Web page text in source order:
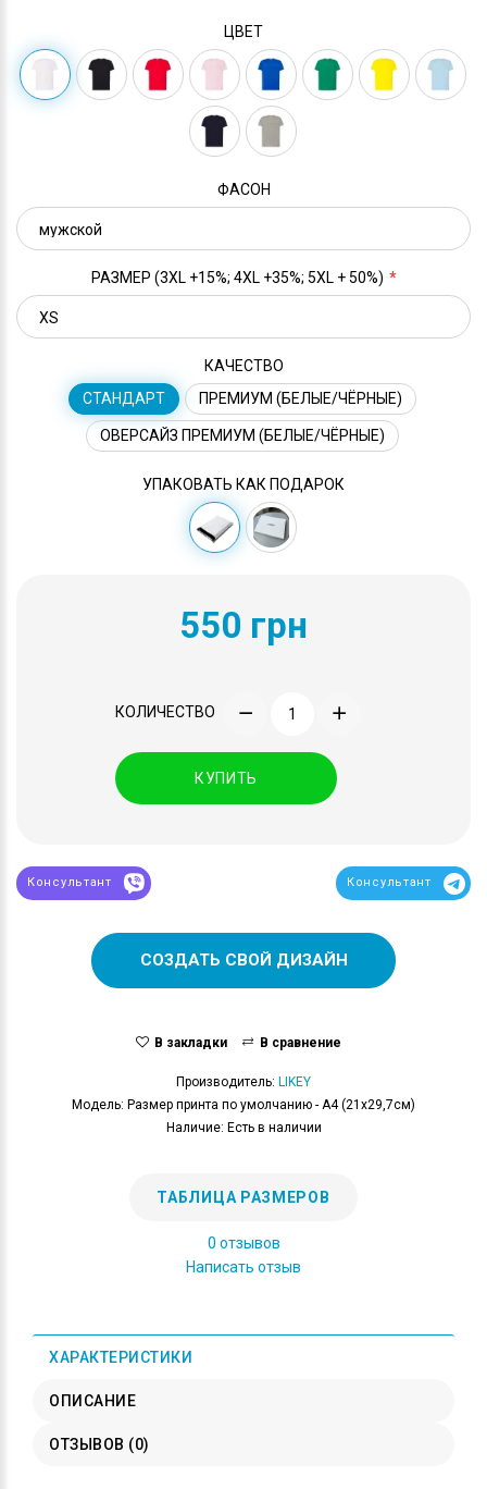
ЦВЕТ
ФАСОН
РАЗМЕР (3XL +15%; 4XL +35%; 5XL + 50%)
КАЧЕСТВО
СТАНДАРТ
ПРЕМИУМ (БЕЛЫЕ/ЧЁРНЫЕ)
ОВЕРСАЙЗ ПРЕМИУМ (БЕЛЫЕ/ЧЁРНЫЕ)
УПАКОВАТЬ КАК ПОДАРОК
550 грн
КОЛИЧЕСТВО
КУПИТЬ
Консультант Консультант
СОЗДАТЬ СВОЙ ДИЗАЙН
В закладки В сравнение
Производитель: LIKEY
Модель: Размер принта по умолчанию - А4 (21x29,7см)
Наличие: Есть в наличии
ТАБЛИЦА РАЗМЕРОВ
0 отзывов
Написать отзыв
ХАРАКТЕРИСТИКИ
ОПИСАНИЕ
ОТЗЫВОВ (0)